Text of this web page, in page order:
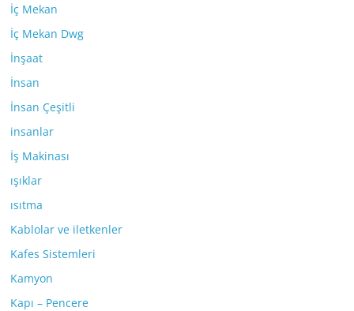
İç Mekan
İç Mekan Dwg
İnşaat
İnsan
İnsan Çeşitli
insanlar
İş Makinası
ışıklar
ısıtma
Kablolar ve iletkenler
Kafes Sistemleri
Kamyon
Kapı – Pencere